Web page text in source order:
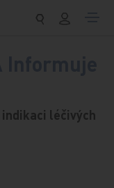
léčivých